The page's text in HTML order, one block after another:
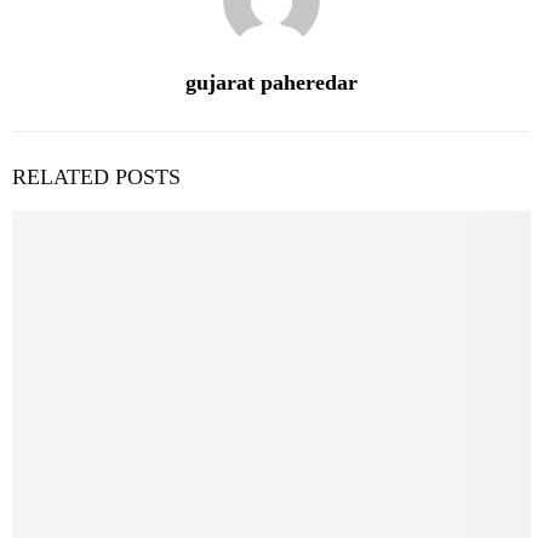
gujarat paheredar
RELATED POSTS